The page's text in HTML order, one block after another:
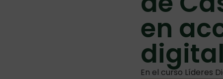
en
digital
En el curso Líderes